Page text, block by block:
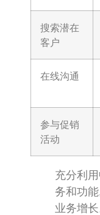
搜索潜在
客户
在线沟通
参与促销
活动
充分利
务和功
业务增长